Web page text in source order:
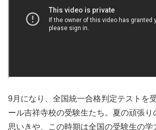
9月になり、全国統一合格判定テストを
ール吉祥寺校の受験生たち。夏の頑張り
思いきや、この時期は全国の受験生の学